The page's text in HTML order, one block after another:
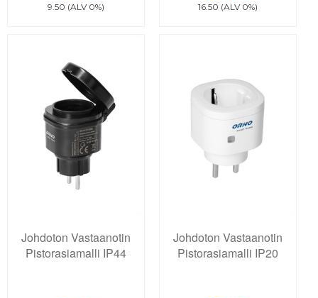
9.50 (ALV 0%) 16.50 (ALV 0%)
Johdoton Vastaanotin
Pistorasiamalli IP44
Johdoton Vastaanotin
Pistorasiamalli IP20